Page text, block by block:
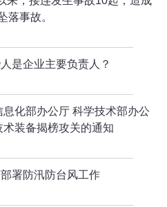
落事故。
是企业主要负责人？
化部办公厅 科学技术部办公
装备揭榜攻关的通知
署防汛防台风工作